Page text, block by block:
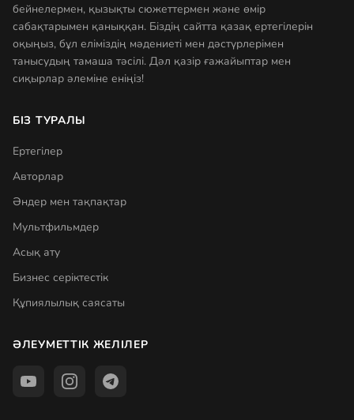
бейнелермен, қызықты сюжеттермен және өмір
сабақтарымен қаныққан. Біздің сайтта қазақ ертегілерін
оқыңыз, бұл еліміздің мәдениеті мен дәстүрлерімен
танысудың тамаша тәсілі. Дәл қазір ғажайыптар мен
сиқырлар әлеміне еніңіз!
БІЗ ТУРАЛЫ
Ертегілер
Авторлар
Әндер мен тақпақтар
Мультфильмдер
Асық ату
Бизнес серіктестік
Құпиялылық саясаты
ӘЛЕУМЕТТІК ЖЕЛІЛЕР